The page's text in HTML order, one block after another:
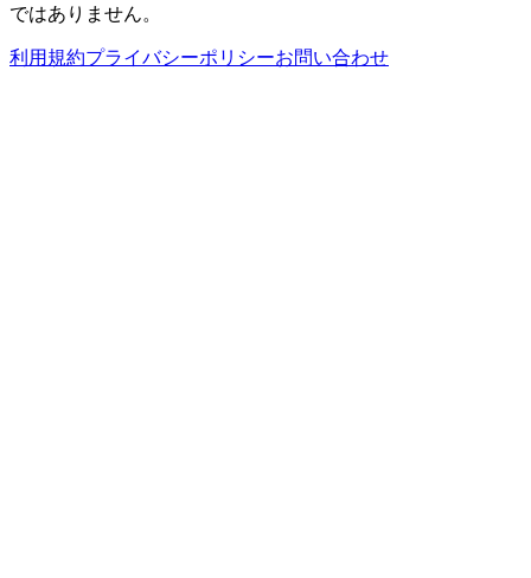
ではありません。
利用規約プライバシーポリシーお問い合わせ